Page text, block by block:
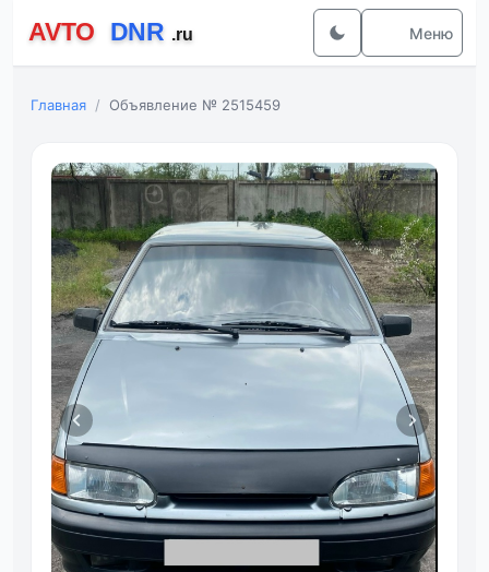
Меню
Главная Объявление № 2515459